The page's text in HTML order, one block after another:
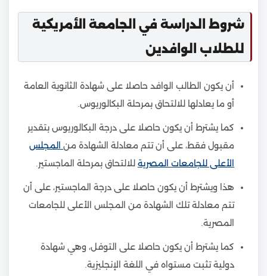
شروط الدراسة في الجامعة الأمريكية
للطلاب الوافدين
أن يكون الطالب الوافد حاصلا على شهادة الثانوية العامة
أو ما يعادلها للالتحاق بمرحلة البكالوريوس.
كما يشترط أن يكون حاصلا على درجة البكالوريوس بتقدير
مقبول فقط، على أن تتم معادلة الشهادة من المجلس
الأعلى للجامعات المصرية للالتحاق بمرحلة الماجستير.
هذا ويشترط أن يكون حاصلا على درجة الماجستير، على أن
تتم معادلة تلك الشهادة من المجلس الأعلى للجامعات
المصرية.
كما يشترط أن يكون حاصلا على التوفل، وهي شهادة
دولية تثبت مستواه في اللغة الإنجليزية.